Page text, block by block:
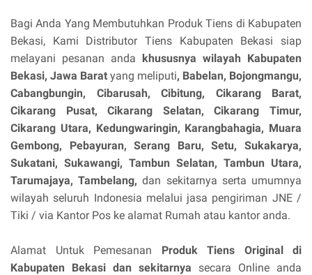
Bagi Anda Yang Membutuhkan Produk Tiens di Kabupaten
Bekasi, Kami Distributor Tiens Kabupaten Bekasi siap
melayani pesanan anda khususnya wilayah Kabupaten
Bekasi, Jawa Barat yang meliputi, Babelan, Bojongmangu,
Cabangbungin, Cibarusah, Cibitung, Cikarang Barat,
Cikarang Pusat, Cikarang Selatan, Cikarang Timur,
Cikarang Utara, Kedungwaringin, Karangbahagia, Muara
Gembong, Pebayuran, Serang Baru, Setu, Sukakarya,
Sukatani, Sukawangi, Tambun Selatan, Tambun Utara,
Tarumajaya, Tambelang, dan sekitarnya serta umumnya
wilayah seluruh Indonesia melalui jasa pengiriman JNE /
Tiki / via Kantor Pos ke alamat Rumah atau kantor anda.
Alamat Untuk Pemesanan Produk Tiens Original di
Kabupaten Bekasi dan sekitarnya secara Online anda